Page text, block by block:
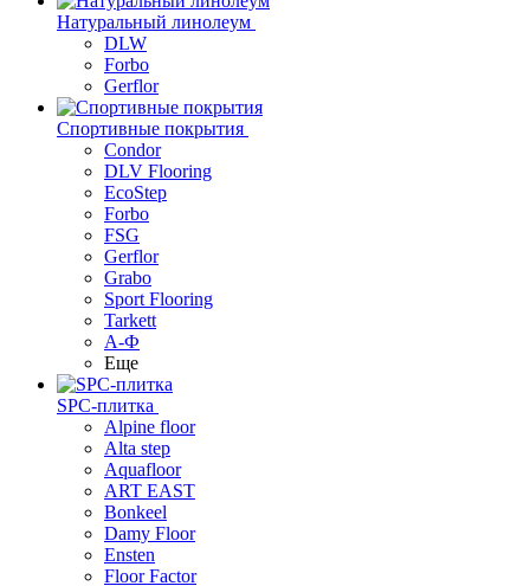
Натуральный линолеум
DLW
Forbo
Gerflor
Спортивные покрытия
Condor
DLV Flooring
EcoStep
Forbo
FSG
Gerflor
Grabo
Sport Flooring
Tarkett
А-Ф
Еще
SPC-плитка
Alpine floor
Alta step
Aquafloor
ART EAST
Bonkeel
Damy Floor
Ensten
Floor Factor